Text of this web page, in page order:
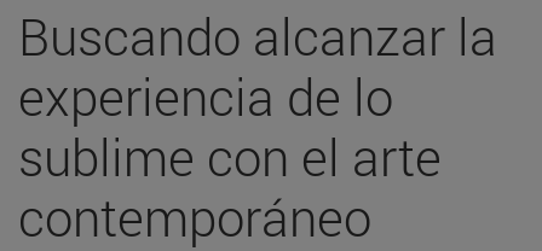
Buscando alcanzar la
experiencia de lo
sublime con el arte
contemporáneo